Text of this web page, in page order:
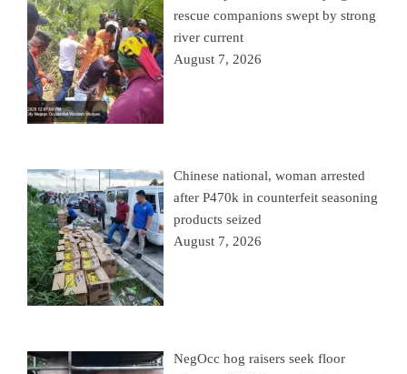
rescue companions swept by strong
river current
August 7, 2026
Chinese national, woman arrested
after P470k in counterfeit seasoning
products seized
August 7, 2026
NegOcc hog raisers seek floor